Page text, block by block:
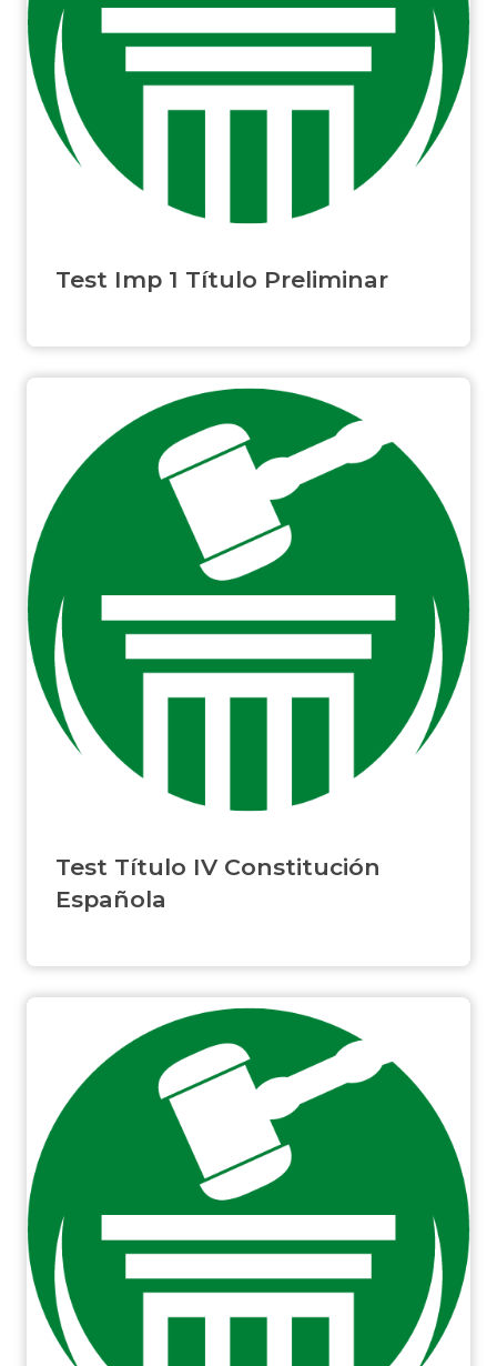
Test Imp 1 Título Preliminar
Test Título IV Constitución
Española